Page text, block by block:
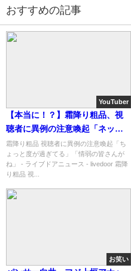
おすすめの記事
YouTuber
【本当に！？】霜降り粗品、視
聴者に異例の注意喚起「ネット
ニュース見て鵜呑みにしている
情弱の皆さん」「全部コントな
んで」
霜降り粗品 視聴者に異例の注意喚起「ち
ょっと度が過ぎてる」「情弱の皆さんが
ね」 - ライブドアニュース - livedoor 霜降
り粗品 視...
お笑い